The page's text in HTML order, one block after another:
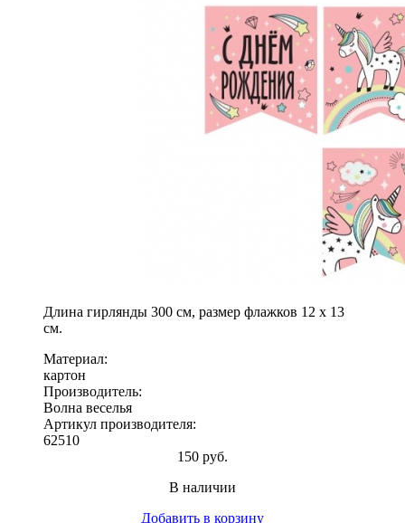
Длина гирлянды 300 см, размер флажков 12 х 13
см.
Материал:
картон
Производитель:
Волна веселья
Артикул производителя:
62510
150 руб.
В наличии
Добавить в корзину